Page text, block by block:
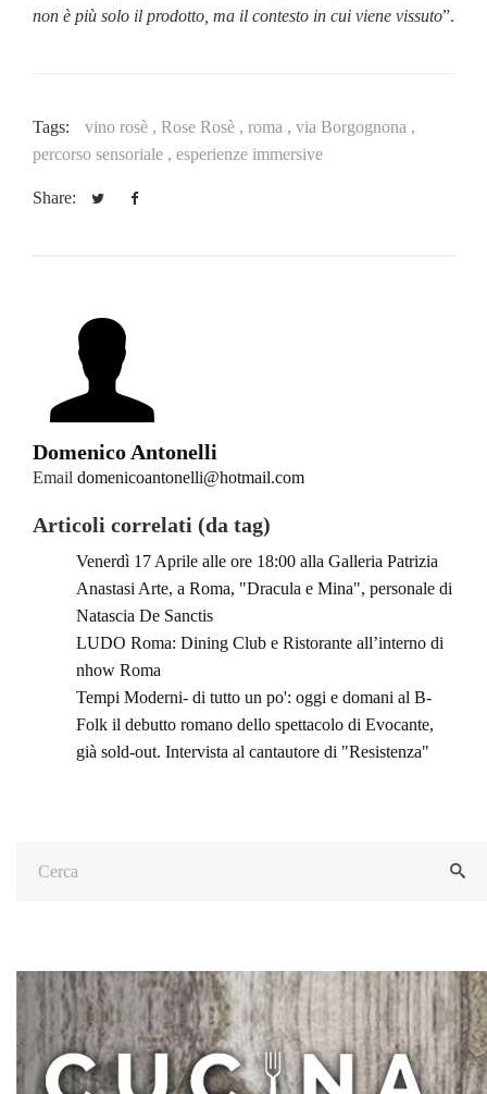
non è più solo il prodotto, ma il contesto in cui viene vissuto”.
Tags: vino rosè , Rose Rosè , roma , via Borgognona ,
percorso sensoriale , esperienze immersive
Share:
Domenico Antonelli
Email domenicoantonelli@hotmail.com
Articoli correlati (da tag)
Venerdì 17 Aprile alle ore 18:00 alla Galleria Patrizia
Anastasi Arte, a Roma, "Dracula e Mina", personale di
Natascia De Sanctis
LUDO Roma: Dining Club e Ristorante all’interno di
nhow Roma
Tempi Moderni- di tutto un po': oggi e domani al B-
Folk il debutto romano dello spettacolo di Evocante,
già sold-out. Intervista al cantautore di "Resistenza"